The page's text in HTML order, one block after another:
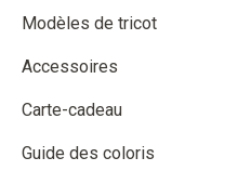
Modèles de tricot
Accessoires
Carte-cadeau
Guide des coloris